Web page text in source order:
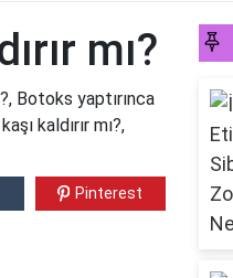
mı?
Botoks yaptırınca
kaldırır mı?,
Pinterest